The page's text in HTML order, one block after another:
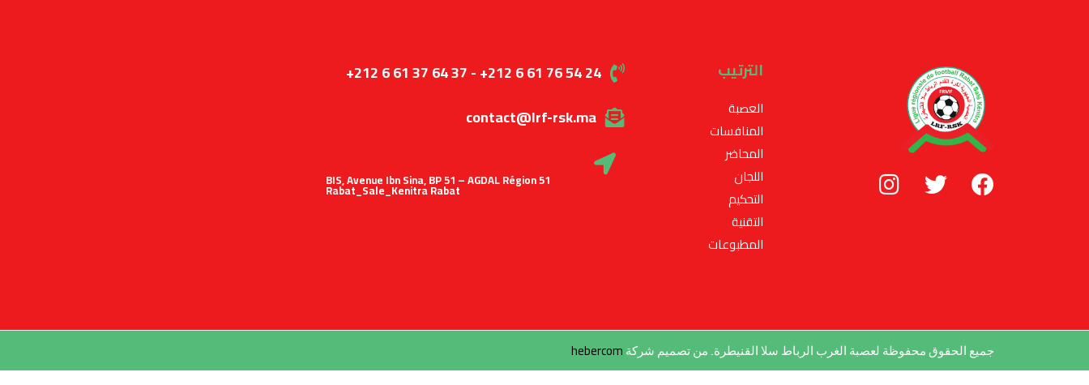
الترتيب
العصبة
المنافسات
المحاضر
اللجان
التحكيم
التقنية
المطبوعات
+212 6 61 37 64 37 - +212 6 61 76 54 24
contact@lrf-rsk.ma
51 BIS, Avenue Ibn Sina, BP 51 – AGDAL Région
Rabat_Sale_Kenitra Rabat
جميع الحقوق محفوظة لعصبة الغرب الرباط سلا القنيطرة. من تصميم شركة hebercom